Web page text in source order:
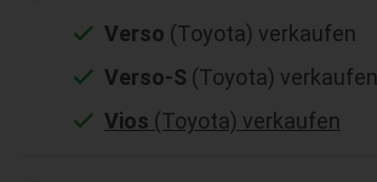
Verso (Toyota) verkaufen
Verso-S (Toyota) verkaufen
Vios (Toyota) verkaufen